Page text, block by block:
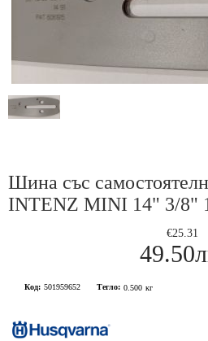
Шина със
INTENZ MINI 14" 3/8"
€25.31
Код: 501959652 Тегло: 0.500 кг